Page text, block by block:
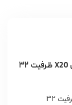
بررسی فلش مموری OTG سیلیکون پاور مدل X20 ظرفیت ۳۲
فلش مموری OTG سیلیکون پاور مدل X20 با ظرفیت ۳۲